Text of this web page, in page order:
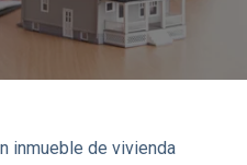
inmueble de vivienda